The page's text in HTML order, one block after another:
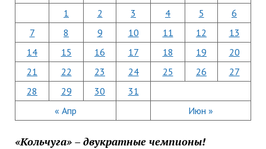
« Апр Июн »
1 2 3 4 5
6
7
8 9 10 11 12
13
14
15 16 17 18 19
20
21
22 23 24 25 26
27
28
29 30 31
«Кольчуга» – двукратные чемпионы!